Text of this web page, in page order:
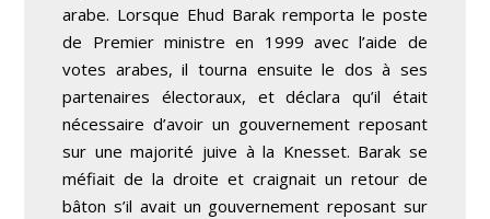
arabe. Lorsque Ehud Barak remporta le poste
de Premier ministre en 1999 avec l’aide de
votes arabes, il tourna ensuite le dos à ses
partenaires électoraux, et déclara qu’il était
nécessaire d’avoir un gouvernement reposant
sur une majorité juive à la Knesset. Barak se
méfiait de la droite et craignait un retour de
bâton s’il avait un gouvernement reposant sur